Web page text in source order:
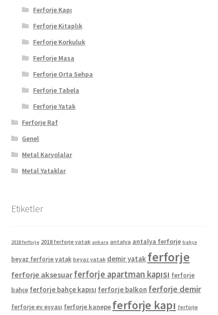
Ferforje Kapı
Ferforje Kitaplık
Ferforje Korkuluk
Ferforje Masa
Ferforje Orta Sehpa
Ferforje Tabela
Ferforje Yatak
Ferforje Raf
Genel
Metal Karyolalar
Metal Yataklar
Etiketler
2018 ferforje 2018 ferforje yatak ankara antalya antalya ferforje bahçe
beyaz ferforje yatak beyaz yatak demir yatak ferforje
ferforje aksesuar ferforje apartman kapısı ferforje
bahçe ferforje bahçe kapısı ferforje balkon ferforje demir
ferforje ev eşyası ferforje kanepe ferforje kapı ferforje